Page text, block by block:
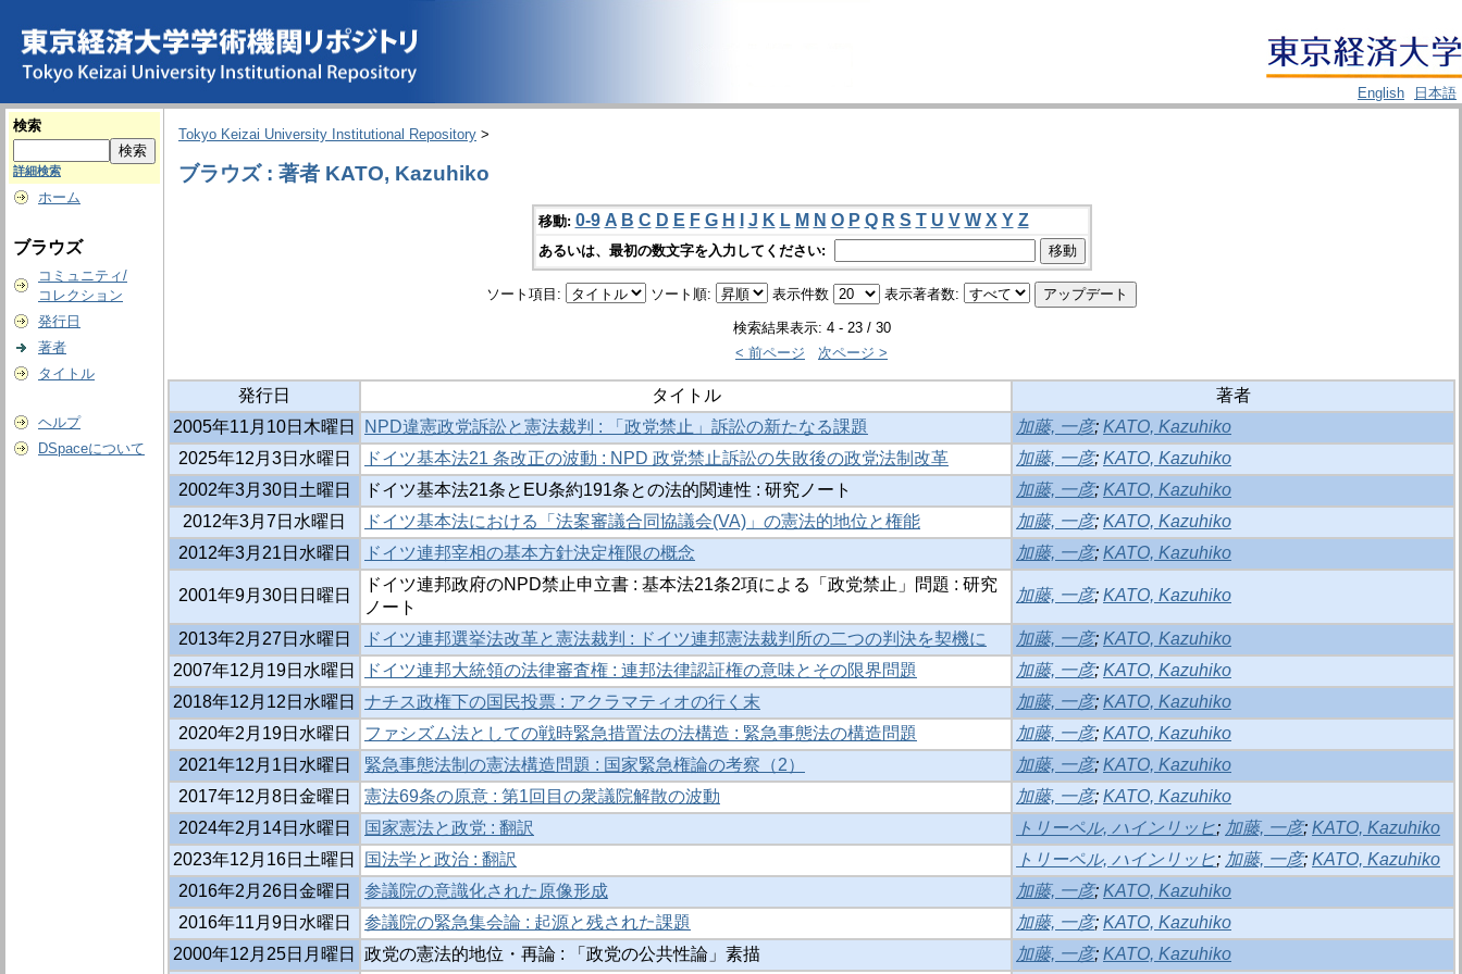
English
日本語
検索
詳細検索
ホーム
ブラウズ
コミュニティ/
コレクション
発行日
著者
タイトル
ヘルプ
DSpaceについて
Tokyo Keizai University Institutional Repository >
ブラウズ : 著者 KATO, Kazuhiko
移動: 0-9 A B C D E F G H J K L M N O P Q R S T U V W X Y Z
あるいは、最初の数文字を入力してください:
ソート項目: ソート順: 表示件数 表示著者数:
検索結果表示: 4 - 23 / 30
< 前ページ
次ページ >
発行日 タイトル
著者
2005年11月10日木曜日
NPD違憲政党訴訟と憲法裁判 : 「政党禁止」訴訟の新たなる課題 加藤, 一彦; KATO, Kazuhiko
2025年12月3日水曜日
ドイツ基本法21 条改正の波動 : NPD 政党禁止訴訟の失敗後の政党法制改革 加藤, 一彦; KATO, Kazuhiko
2002年3月30日土曜日
ドイツ基本法21条とEU条約191条との法的関連性 : 研究ノート 加藤, 一彦; KATO, Kazuhiko
2012年3月7日水曜日
ドイツ基本法における「法案審議合同協議会(VA)」の憲法的地位と権能 加藤, 一彦; KATO, Kazuhiko
2012年3月21日水曜日
ドイツ連邦宰相の基本方針決定権限の概念 加藤, 一彦; KATO, Kazuhiko
2001年9月30日日曜日
ドイツ連邦政府のNPD禁止申立書 : 基本法21条2項による「政党禁止」問題 : 研究
ノート
加藤, 一彦; KATO, Kazuhiko
2013年2月27日水曜日 ドイツ連邦選挙法改革と憲法裁判 : ドイツ連邦憲法裁判所の二つの判決を契機に 加藤, 一彦; KATO, Kazuhiko
2007年12月19日水曜日
ドイツ連邦大統領の法律審査権 : 連邦法律認証権の意味とその限界問題 加藤, 一彦; KATO, Kazuhiko
2018年12月12日水曜日
ナチス政権下の国民投票 : アクラマティオの行く末 加藤, 一彦; KATO, Kazuhiko
2020年2月19日水曜日
ファシズム法としての戦時緊急措置法の法構造 : 緊急事態法の構造問題 加藤, 一彦; KATO, Kazuhiko
2021年12月1日水曜日
緊急事態法制の憲法構造問題 : 国家緊急権論の考察（2） 加藤, 一彦; KATO, Kazuhiko
2017年12月8日金曜日
憲法69条の原意 : 第1回目の衆議院解散の波動 加藤, 一彦; KATO, Kazuhiko
2024年2月14日水曜日
国家憲法と政党 : 翻訳 トリーペル, ハインリッヒ; 加藤, 一彦; KATO, Kazuhiko
2023年12月16日土曜日
国法学と政治 : 翻訳 トリーペル, ハインリッヒ; 加藤, 一彦; KATO, Kazuhiko
2016年2月26日金曜日
参議院の意識化された原像形成 加藤, 一彦; KATO, Kazuhiko
2016年11月9日水曜日
参議院の緊急集会論 : 起源と残された課題 加藤, 一彦; KATO, Kazuhiko
2000年12月25日月曜日
政党の憲法的地位・再論 : 「政党の公共性論」素描 加藤, 一彦; KATO, Kazuhiko